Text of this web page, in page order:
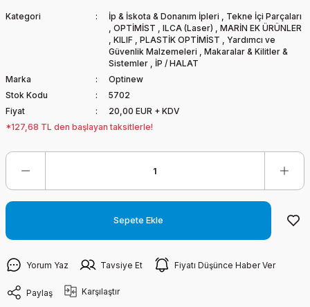
Kategori İp & İskota & Donanım İpleri , Tekne İçi Parçaları
, OPTİMİST , ILCA (Laser) , MARİN EK ÜRÜNLER
, KILIF , PLASTİK OPTİMİST , Yardımcı ve
Güvenlik Malzemeleri , Makaralar & Kilitler &
Sistemler , İP / HALAT
Marka
Optinew
Stok Kodu
5702
Fiyat
20,00 EUR + KDV
*127,68 TL den başlayan taksitlerle!
Sepete Ekle
Yorum Yaz Tavsiye Et Fiyatı Düşünce Haber Ver
Paylaş Karşılaştır